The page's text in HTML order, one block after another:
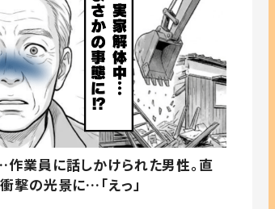
業員に話しかけられた男性。直
撃の光景に…「えっ」